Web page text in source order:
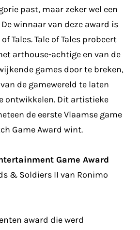
past, maar zeker wel een
winnaar van deze award is
Tales. Tale of Tales probeert
arthouse-achtige en van de
games door te breken,
de gamewereld te laten
ontwikkelen. Dit artistieke
de eerste Vlaamse game
Game Award wint.
Game Award
& Soldiers II van Ronimo
award die werd